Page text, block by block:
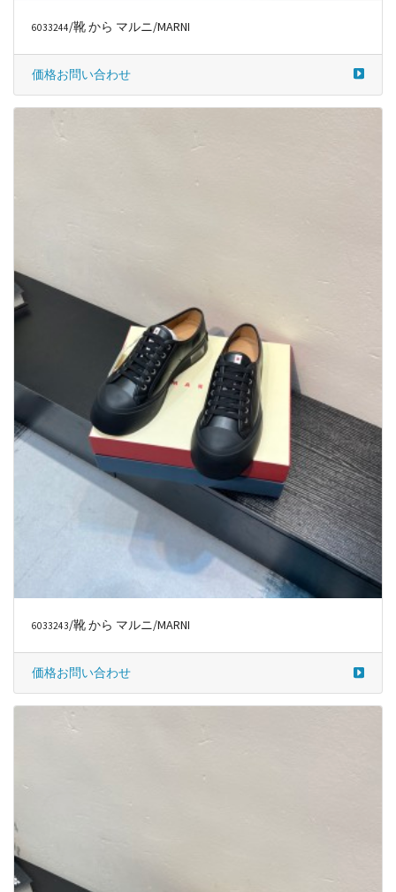
6033244/靴 から マルニ/MARNI
価格お問い合わせ
6033243/靴 から マルニ/MARNI
価格お問い合わせ